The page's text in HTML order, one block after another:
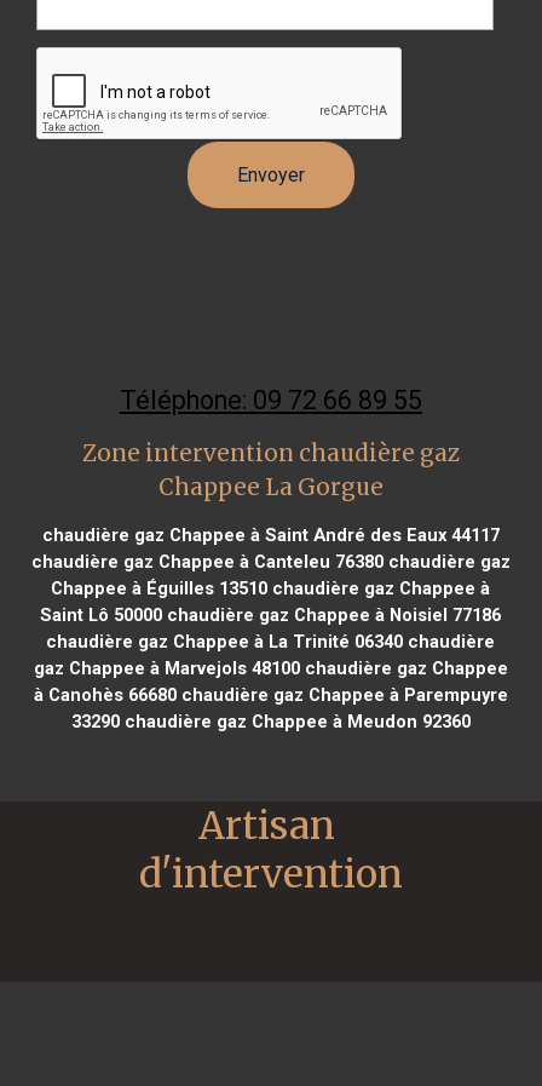
Téléphone: 09 72 66 89 55
Zone intervention chaudière gaz
Chappee La Gorgue
chaudière gaz Chappee à Saint André des Eaux 44117
chaudière gaz Chappee à Canteleu 76380chaudière gaz
Chappee à Éguilles 13510 chaudière gaz Chappee à
Saint Lô 50000 chaudière gaz Chappee à Noisiel 77186
chaudière gaz Chappee à La Trinité 06340 chaudière
gaz Chappee à Marvejols 48100chaudière gaz Chappee
à Canohès 66680chaudière gaz Chappee à Parempuyre
33290chaudière gaz Chappee à Meudon 92360
Artisan
d'intervention